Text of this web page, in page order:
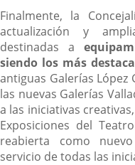
Finalmente, la
actualización y
destinadas a
siendo los más
antiguas Galerías López
las nuevas Galerías
a las iniciativas
Exposiciones del
reabierta como
servicio de todas las